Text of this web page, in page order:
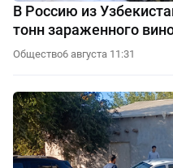
В Россию из
тонн зараженного
Общество6 августа 11:31